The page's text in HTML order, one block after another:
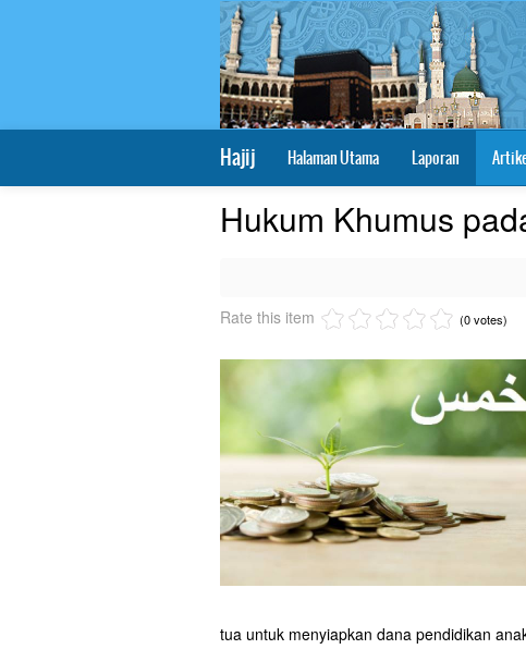
Hajij Halaman Utama Laporan
Hukum Khumus
Rate this item (0 votes)
tua untuk menyiapkan dana pendidikan